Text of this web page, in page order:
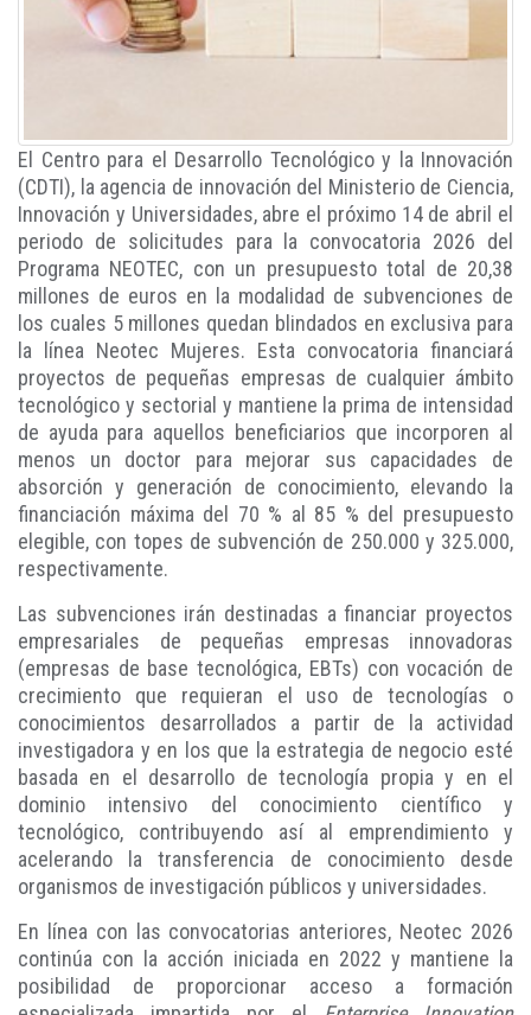
El Centro para el Desarrollo Tecnológico y la Innovación
(CDTI), la agencia de innovación del Ministerio de Ciencia,
Innovación y Universidades, abre el próximo 14 de abril el
periodo de solicitudes para la convocatoria 2026 del
Programa NEOTEC, con un presupuesto total de 20,38
millones de euros en la modalidad de subvenciones de
los cuales 5 millones quedan blindados en exclusiva para
la línea Neotec Mujeres. Esta convocatoria financiará
proyectos de pequeñas empresas de cualquier ámbito
tecnológico y sectorial y mantiene la prima de intensidad
de ayuda para aquellos beneficiarios que incorporen al
menos un doctor para mejorar sus capacidades de
absorción y generación de conocimiento, elevando la
financiación máxima del 70 % al 85 % del presupuesto
elegible, con topes de subvención de 250.000 y 325.000,
respectivamente.
Las subvenciones irán destinadas a financiar proyectos
empresariales de pequeñas empresas innovadoras
(empresas de base tecnológica, EBTs) con vocación de
crecimiento que requieran el uso de tecnologías o
conocimientos desarrollados a partir de la actividad
investigadora y en los que la estrategia de negocio esté
basada en el desarrollo de tecnología propia y en el
dominio intensivo del conocimiento científico y
tecnológico, contribuyendo así al emprendimiento y
acelerando la transferencia de conocimiento desde
organismos de investigación públicos y universidades.
En línea con las convocatorias anteriores, Neotec 2026
continúa con la acción iniciada en 2022 y mantiene la
posibilidad de proporcionar acceso a formación